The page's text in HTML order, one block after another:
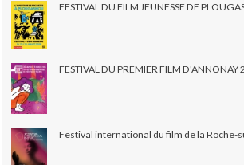
FESTIVAL DU FILM JEUNESSE DE
FESTIVAL DU PREMIER FILM D'ANNONAY
Festival international du film de la Roche-